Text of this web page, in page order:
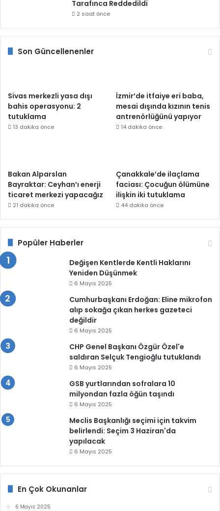
Tarafınca Reddedildi
2 saat önce
Son Güncellenenler
Sivas merkezli yasa dışı
bahis operasyonu: 2
tutuklama
13 dakika önce
İzmir’de itfaiye eri baba,
mesai dışında kızının tenis
antrenörlüğünü yapıyor
14 dakika önce
Bakan Alparslan
Bayraktar: Ceyhan’ı enerji
ticaret merkezi yapacağız
21 dakika önce
Çanakkale’de ilaçlama
faciası: Çocuğun ölümüne
ilişkin iki tutuklama
44 dakika önce
Popüler Haberler
Değişen Kentlerde Kentli Haklarını
Yeniden Düşünmek
6 Mayıs 2025
Cumhurbaşkanı Erdoğan: Eline mikrofon
alıp sokağa çıkan herkes gazeteci
değildir
6 Mayıs 2025
CHP Genel Başkanı Özgür Özel'e
saldıran Selçuk Tengioğlu tutuklandı
6 Mayıs 2025
GSB yurtlarından sofralara 10
milyondan fazla öğün taşındı
6 Mayıs 2025
Meclis Başkanlığı seçimi için takvim
belirlendi: Seçim 3 Haziran'da
yapılacak
6 Mayıs 2025
En Çok Okunanlar
6 Mayıs 2025